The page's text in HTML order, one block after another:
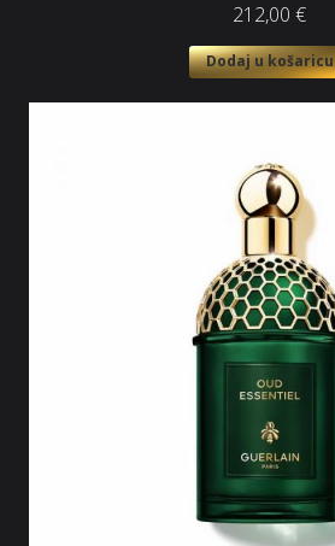
212,00 €
Dodaj u košaricu